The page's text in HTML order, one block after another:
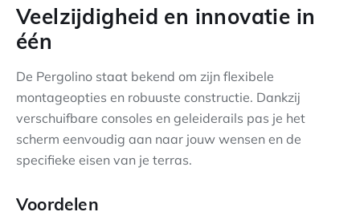
Veelzijdigheid en innovatie in
één
De Pergolino staat bekend om zijn flexibele
montageopties en robuuste constructie. Dankzij
verschuifbare consoles en geleiderails pas je het
scherm eenvoudig aan naar jouw wensen en de
specifieke eisen van je terras.
Voordelen